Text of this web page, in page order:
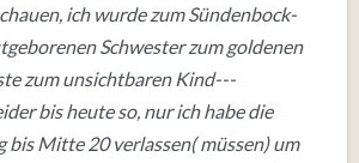
ich wurde zum Sündenbock-
Schwester zum goldenen
zum unsichtbaren Kind---
bis heute so, nur ich habe die
bis Mitte 20 verlassen( müssen) um